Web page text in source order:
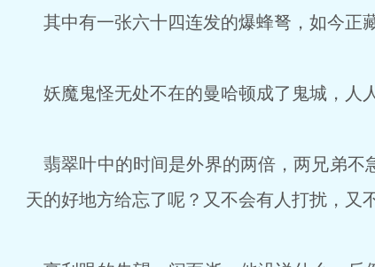
其中有一张六十四连发的爆蜂弩，如今正
妖魔鬼怪无处不在的曼哈顿成了鬼城，人
翡翠叶中的时间是外界的两倍，两兄弟不
天的好地方给忘了呢？又不会有人打扰，又